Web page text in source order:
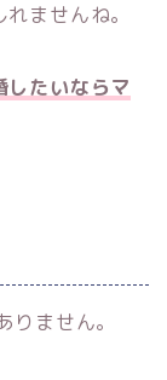
れませんね。
したいならマ
ません。